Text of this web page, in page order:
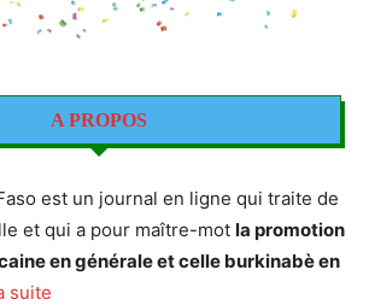
A PROPOS
est un journal en ligne qui traite de
et qui a pour maître-mot la promotion
en générale et celle burkinabè en
suite